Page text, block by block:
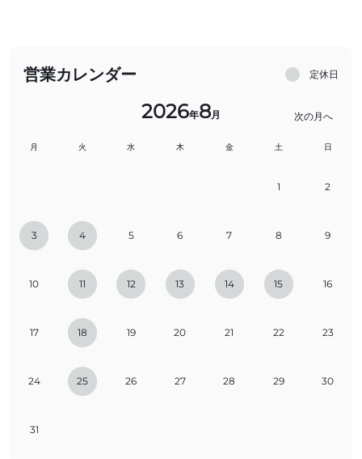
営業カレンダー 定休日
2026年8月 次の月へ
月 火 水 木 金 土 日
1 2
3 4 5 6 7 8 9
10 11 12 13 14 15 16
17 18 19 20 21 22 23
24 25 26 27 28 29 30
31